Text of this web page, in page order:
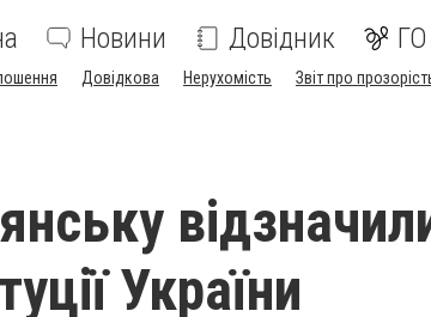
Новини Довідник
Довідкова Нерухомість Звіт про
України